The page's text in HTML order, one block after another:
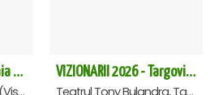
CARMINA BURANA – Baia Mare
Sala ATP Tech Center (Vis a vis de Auchan), Baia-Mare
VIZIONARII 2026 - Targoviste
Teatrul Tony Bulandra, Targoviste